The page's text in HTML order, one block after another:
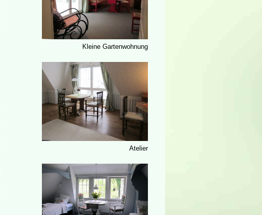
Kleine Gartenwohnung
Atelier